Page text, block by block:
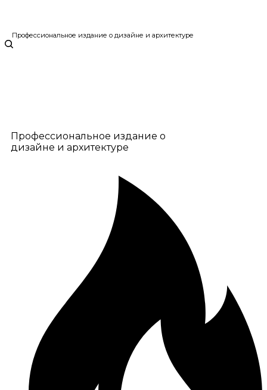
Профессиональное издание о дизайне и архитектуре
Профессиональное издание о
дизайне и архитектуре